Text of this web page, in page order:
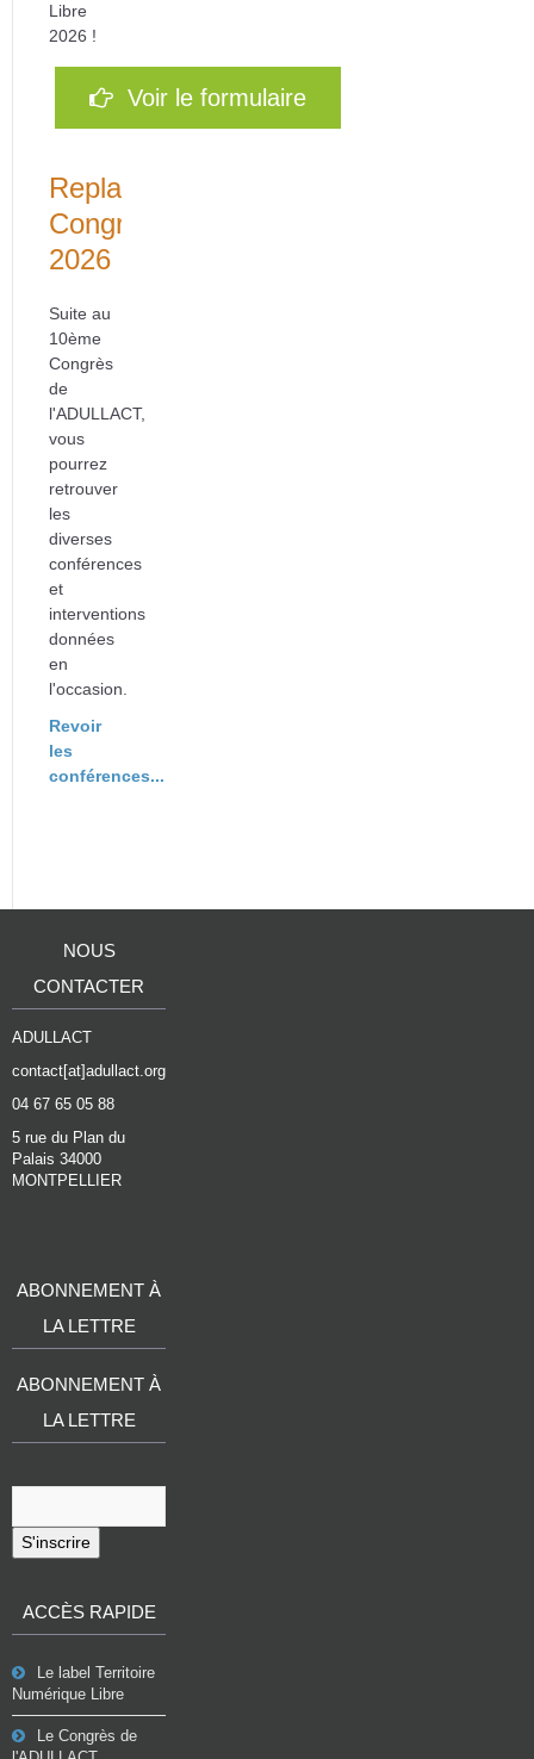
Libre
2026 !
Voir le formulaire
Replays
Congrès
2026
Suite au
10ème
Congrès
de
l'ADULLACT,
vous
pourrez
retrouver
les
diverses
conférences
et
interventions
données
en
l'occasion.
Revoir
les
conférences...
NOUS
CONTACTER
ADULLACT
contact[at]adullact.org
04 67 65 05 88
5 rue du Plan du
Palais 34000
MONTPELLIER
ABONNEMENT À
LA LETTRE
ABONNEMENT À
LA LETTRE
S'inscrire
ACCÈS RAPIDE
Le label Territoire
Numérique Libre
Le Congrès de